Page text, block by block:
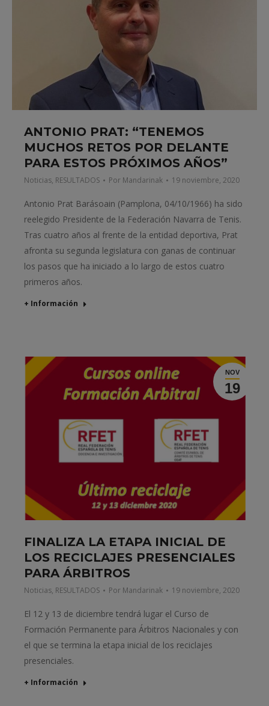
ANTONIO PRAT: “TENEMOS
MUCHOS RETOS POR DELANTE
PARA ESTOS PRÓXIMOS AÑOS”
Noticias, RESULTADOS Por Mandarinak 19 noviembre, 2020
Antonio Prat Barásoain (Pamplona, 04/10/1966) ha sido
reelegido Presidente de la Federación Navarra de Tenis.
Tras cuatro años al frente de la entidad deportiva, Prat
afronta su segunda legislatura con ganas de continuar
los pasos que ha iniciado a lo largo de estos cuatro
primeros años.
+ Información
NOV
19
FINALIZA LA ETAPA INICIAL DE
LOS RECICLAJES PRESENCIALES
PARA ÁRBITROS
Noticias, RESULTADOS Por Mandarinak 19 noviembre, 2020
El 12 y 13 de diciembre tendrá lugar el Curso de
Formación Permanente para Árbitros Nacionales y con
el que se termina la etapa inicial de los reciclajes
presenciales.
+ Información